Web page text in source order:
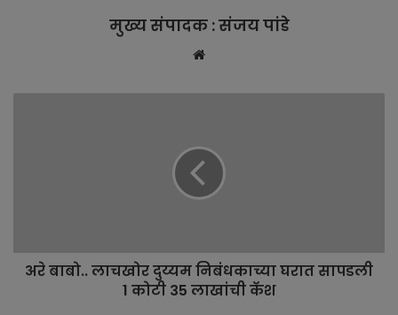
मुख्य संपादक : संजय पांडे
b
t
अरे बाबो.. लाचखोर दुय्यम निबंधकाच्या घरात सापडली
1 कोटी 35 लाखांची कॅश